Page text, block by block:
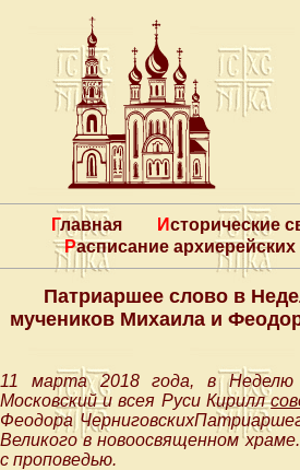
Главная Исторические
Расписание
Патриаршее слово в
мучеников Михаила и
11 марта 2018 года, в Неделю
Московский и всея Руси Кирилл
Феодора
Великого в новоосвященном
с проповедью.